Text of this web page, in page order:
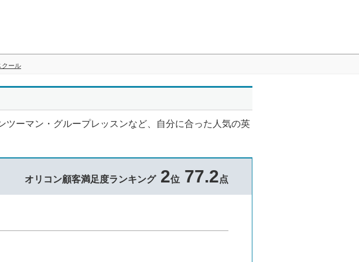
クール
ーマン・グループレッスンなど、自分に合った人気の英
オリコン顧客満足度ランキング2位 77.2点